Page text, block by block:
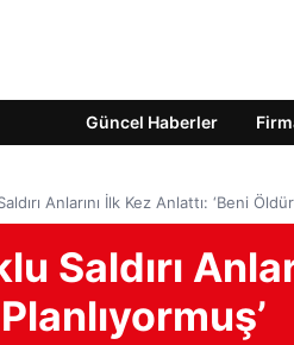
Güncel Haberler
Anlarını İlk Kez Anlattı: ‘Beni
Saldırı